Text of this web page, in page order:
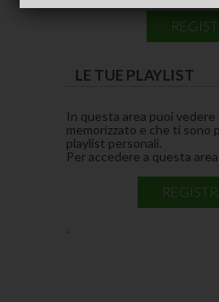
LE TUE PLAYLIST
In questa area puoi
memorizzato e che ti sono
playlist personali.
Per accedere a questa area
.